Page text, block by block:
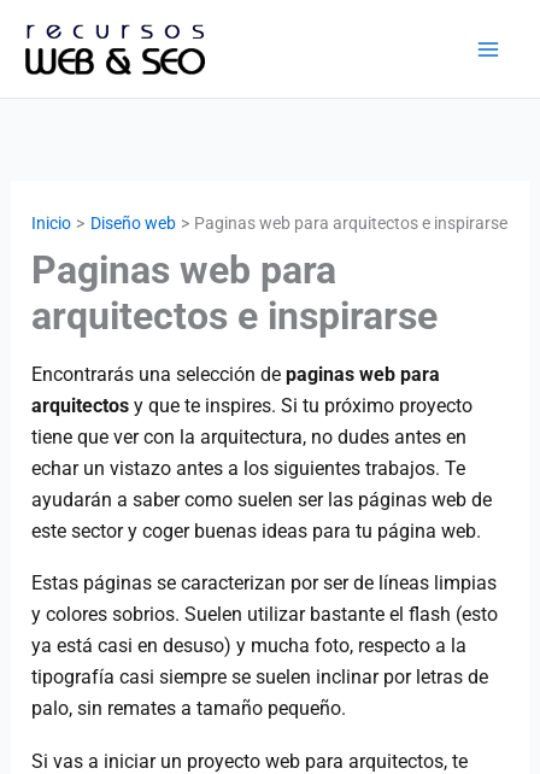
Inicio Diseño web Paginas web para arquitectos e inspirarse
Paginas web para
arquitectos e inspirarse
Encontrarás una selección depaginas web para
arquitectos y que te inspires. Si tu próximo proyecto
tiene que ver con la arquitectura, no dudes antes en
echar un vistazo antes a los siguientes trabajos. Te
ayudarán a saber como suelen ser las páginas web de
este sector y coger buenas ideas para tu página web.
Estas páginas se caracterizan por ser de líneas limpias
y colores sobrios. Suelen utilizar bastante el flash (esto
ya está casi en desuso) y mucha foto, respecto a la
tipografía casi siempre se suelen inclinar por letras de
palo, sin remates a tamaño pequeño.
Si vas a iniciar un proyecto web para arquitectos, te